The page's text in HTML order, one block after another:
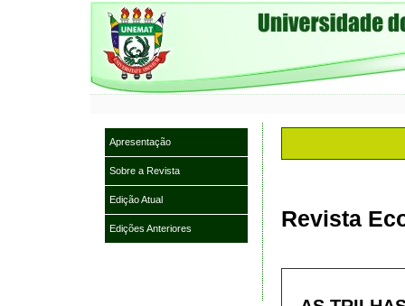
Apresentação
Sobre a Revista
Edição Atual
Edições Anteriores Revista